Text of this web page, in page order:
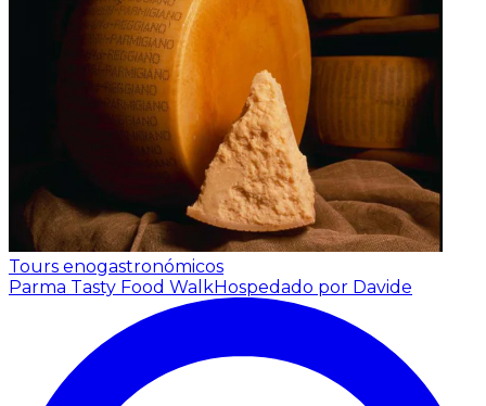
Tours enogastronómicos
Parma Tasty Food WalkHospedado por Davide